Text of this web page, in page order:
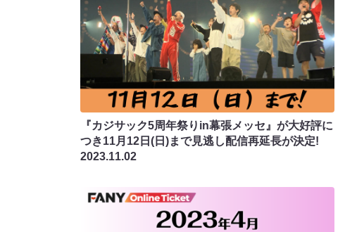
『カジサック5周年祭りin幕張メッセ』が大好評に
つき11月12日(日)まで見逃し配信再延長が決定!
2023.11.02